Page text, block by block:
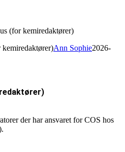
(for kemiredaktører)
Ann Sophie2026-
der har ansvaret for COS hos